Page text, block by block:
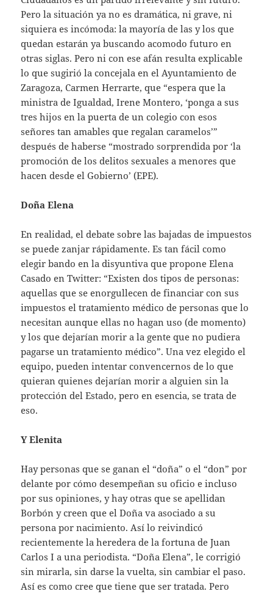
Pero la situación ya no es dramática, ni grave, ni
siquiera es incómoda: la mayoría de las y los que
quedan estarán ya buscando acomodo futuro en
otras siglas. Pero ni con ese afán resulta explicable
lo que sugirió la concejala en el Ayuntamiento de
Zaragoza, Carmen Herrarte, que “espera que la
ministra de Igualdad, Irene Montero, ‘ponga a sus
tres hijos en la puerta de un colegio con esos
señores tan amables que regalan caramelos’”
después de haberse “mostrado sorprendida por ‘la
promoción de los delitos sexuales a menores que
hacen desde el Gobierno’ (EPE).
Doña Elena
En realidad, el debate sobre las bajadas de impuestos
se puede zanjar rápidamente. Es tan fácil como
elegir bando en la disyuntiva que propone Elena
Casado en Twitter: “Existen dos tipos de personas:
aquellas que se enorgullecen de financiar con sus
impuestos el tratamiento médico de personas que lo
necesitan aunque ellas no hagan uso (de momento)
y los que dejarían morir a la gente que no pudiera
pagarse un tratamiento médico”. Una vez elegido el
equipo, pueden intentar convencernos de lo que
quieran quienes dejarían morir a alguien sin la
protección del Estado, pero en esencia, se trata de
eso.
Y Elenita
Hay personas que se ganan el “doña” o el “don” por
delante por cómo desempeñan su oficio e incluso
por sus opiniones, y hay otras que se apellidan
Borbón y creen que el Doña va asociado a su
persona por nacimiento. Así lo reivindicó
recientemente la heredera de la fortuna de Juan
Carlos I a una periodista. “Doña Elena”, le corrigió
sin mirarla, sin darse la vuelta, sin cambiar el paso.
Así es como cree que tiene que ser tratada. Pero